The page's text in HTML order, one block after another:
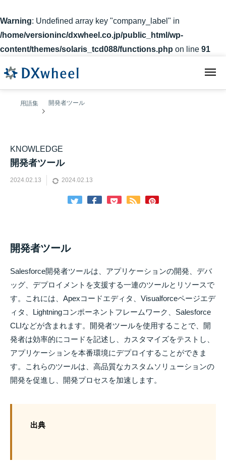
Warning: Undefined array key "company_label" in
/home/versioninc/dxwheel.co.jp/public_html/wp-
content/themes/solaris_tcd088/functions.php on line 91
用語集 開発者ツール
開発者ツール
2024.02.13 2024.02.13
開発者ツール
Salesforce開発者ツールは、アプリケーションの開発、デバ
ッグ、デプロイメントを支援する一連のツールとリソースで
す。これには、Apexコードエディタ、Visualforceページエデ
ィタ、Lightningコンポーネントフレームワーク、Salesforce
CLIなどが含まれます。開発者ツールを使用することで、開
発者は効率的にコードを記述し、カスタマイズをテストし、
アプリケーションを本番環境にデプロイすることができま
す。これらのツールは、高品質なカスタムソリューションの
開発を促進し、開発プロセスを加速します。
出典